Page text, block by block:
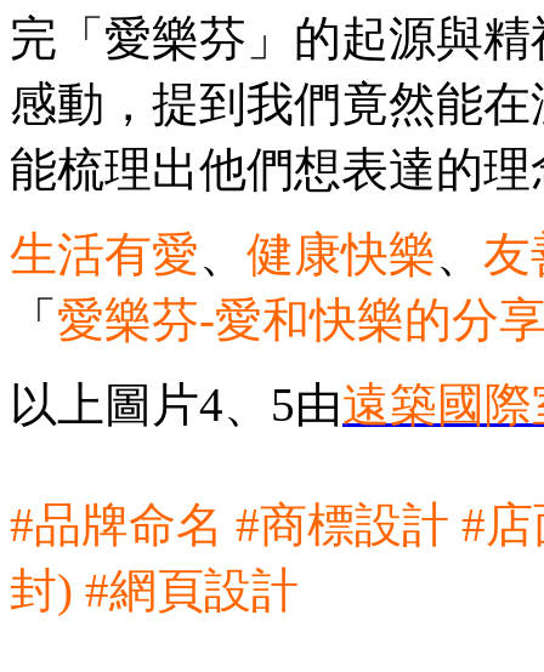
完「愛樂芬」的起源與
感動，提到我們竟然能
能梳理出他們想表達的
生活有愛、 健康快樂、 友
「 愛樂芬-愛和快樂的分
以上圖片4、5由遠築國
#品牌命名 #商標設計 #
封) #網頁設計